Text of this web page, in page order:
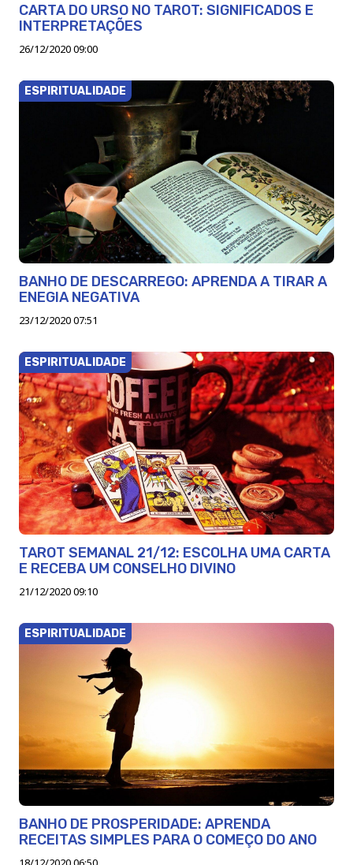
CARTA DO URSO NO TAROT: SIGNIFICADOS E
INTERPRETAÇÕES
26/12/2020 09:00
ESPIRITUALIDADE
BANHO DE DESCARREGO: APRENDA A TIRAR A
ENEGIA NEGATIVA
23/12/2020 07:51
ESPIRITUALIDADE
TAROT SEMANAL 21/12: ESCOLHA UMA CARTA
E RECEBA UM CONSELHO DIVINO
21/12/2020 09:10
ESPIRITUALIDADE
BANHO DE PROSPERIDADE: APRENDA
RECEITAS SIMPLES PARA O COMEÇO DO ANO